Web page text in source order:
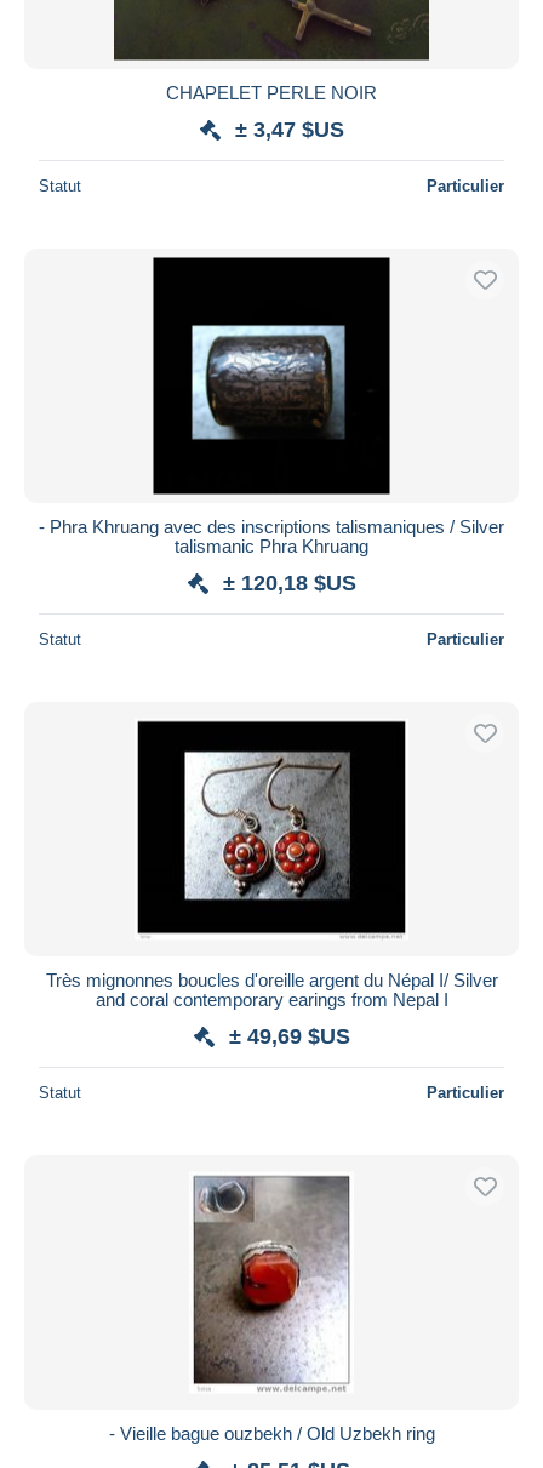
CHAPELET PERLE NOIR
± 3,47 $US
Statut Particulier
- Phra Khruang avec des inscriptions talismaniques / Silver
talismanic Phra Khruang
± 120,18 $US
Statut Particulier
Très mignonnes boucles d'oreille argent du Népal I/ Silver
and coral contemporary earings from Nepal I
± 49,69 $US
Statut Particulier
- Vieille bague ouzbekh / Old Uzbekh ring